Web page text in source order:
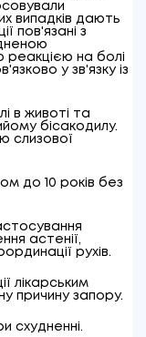
випадків дають
пов'язані з
на болі
у зв'язку із
в животі та
бісакодилу.
слизової
до 10 років без
астенії,
рухів.
лікарським
причину запору.
схудненні.